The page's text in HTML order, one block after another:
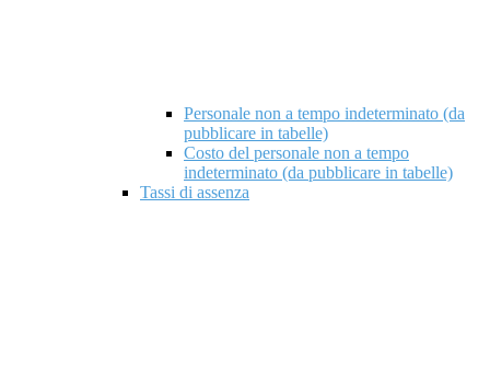
Personale non a tempo indeterminato (da
pubblicare in tabelle)
Costo del personale non a tempo
indeterminato (da pubblicare in tabelle)
Tassi di assenza